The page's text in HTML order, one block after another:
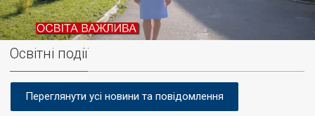
Освітні події
Переглянути усі новини та повідомлення